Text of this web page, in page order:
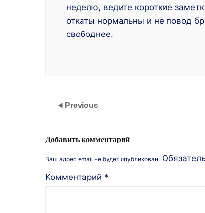
неделю, ведите короткие
откаты нормальны и не повод
свободнее.
Previous
Добавить комментарий
Ваш адрес email не будет опубликован.
Комментарий *